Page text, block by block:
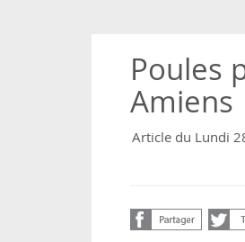
Poules
Amiens
Article du Lundi